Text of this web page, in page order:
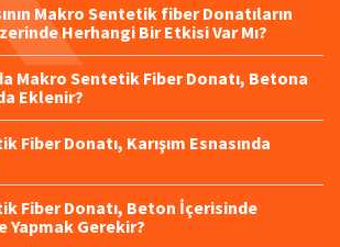
Makro Sentetik fiber Donatıların
Herhangi Bir Etkisi Var Mı?
Makro Sentetik Fiber Donatı, Betona
Eklenir?
Fiber Donatı, Karışım Esnasında
Fiber Donatı, Beton İçerisinde
Yapmak Gerekir?